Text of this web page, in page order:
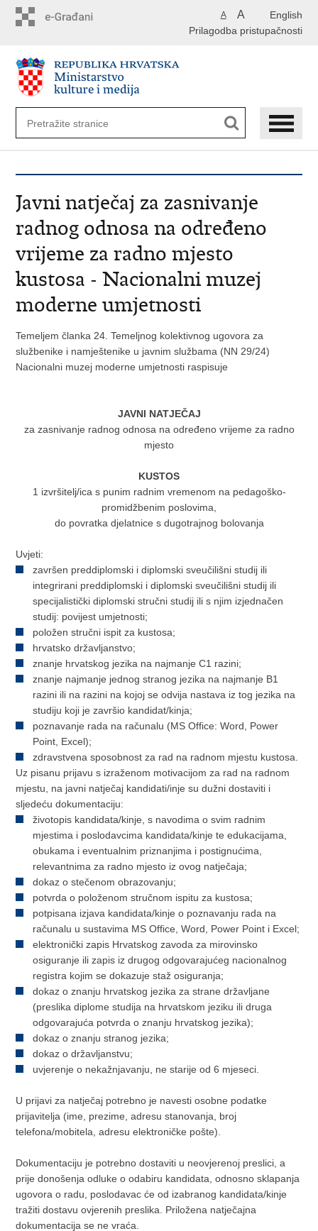
English
A A
Prilagodba pristupačnosti
Javni natječaj za zasnivanje
radnog odnosa na određeno
vrijeme za radno mjesto
kustosa - Nacionalni muzej
moderne umjetnosti
Temeljem članka 24. Temeljnog kolektivnog ugovora za
službenike i namještenike u javnim službama (NN 29/24)
Nacionalni muzej moderne umjetnosti raspisuje
JAVNI NATJEČAJ
za zasnivanje radnog odnosa na određeno vrijeme za radno
mjesto
KUSTOS
1 izvršitelj/ica s punim radnim vremenom na pedagoško-
promidžbenim poslovima,
do povratka djelatnice s dugotrajnog bolovanja
Uvjeti:
završen preddiplomski i diplomski sveučilišni studij ili
integrirani preddiplomski i diplomski sveučilišni studij ili
specijalistički diplomski stručni studij ili s njim izjednačen
studij: povijest umjetnosti;
položen stručni ispit za kustosa;
hrvatsko državljanstvo;
znanje hrvatskog jezika na najmanje C1 razini;
znanje najmanje jednog stranog jezika na najmanje B1
razini ili na razini na kojoj se odvija nastava iz tog jezika na
studiju koji je završio kandidat/kinja;
poznavanje rada na računalu (MS Office: Word, Power
Point, Excel);
zdravstvena sposobnost za rad na radnom mjestu kustosa.
Uz pisanu prijavu s izraženom motivacijom za rad na radnom
mjestu, na javni natječaj kandidati/inje su dužni dostaviti i
sljedeću dokumentaciju:
životopis kandidata/kinje, s navodima o svim radnim
mjestima i poslodavcima kandidata/kinje te edukacijama,
obukama i eventualnim priznanjima i postignućima,
relevantnima za radno mjesto iz ovog natječaja;
dokaz o stečenom obrazovanju;
potvrda o položenom stručnom ispitu za kustosa;
potpisana izjava kandidata/kinje o poznavanju rada na
računalu u sustavima MS Office, Word, Power Point i Excel;
elektronički zapis Hrvatskog zavoda za mirovinsko
osiguranje ili zapis iz drugog odgovarajućeg nacionalnog
registra kojim se dokazuje staž osiguranja;
dokaz o znanju hrvatskog jezika za strane državljane
(preslika diplome studija na hrvatskom jeziku ili druga
odgovarajuća potvrda o znanju hrvatskog jezika);
dokaz o znanju stranog jezika;
dokaz o državljanstvu;
uvjerenje o nekažnjavanju, ne starije od 6 mjeseci.
U prijavi za natječaj potrebno je navesti osobne podatke
prijavitelja (ime, prezime, adresu stanovanja, broj
telefona/mobitela, adresu elektroničke pošte).
Dokumentaciju je potrebno dostaviti u neovjerenoj preslici, a
prije donošenja odluke o odabiru kandidata, odnosno sklapanja
ugovora o radu, poslodavac će od izabranog kandidata/kinje
tražiti dostavu ovjerenih preslika. Priložena natječajna
dokumentacija se ne vraća.